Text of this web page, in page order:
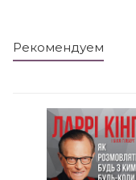
Рекомендуем